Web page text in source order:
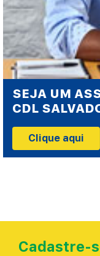
SEJA UM
CDL
Clique aqui
Cadastre-